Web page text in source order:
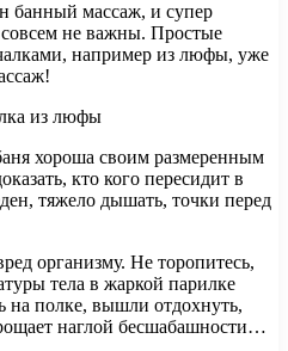
банный массаж, и супер
совсем не важны. Простые
например из люфы, уже
хороша своим размеренным
кто кого пересидит в
тяжело дышать, точки перед
организму. Не торопитесь,
тела в жаркой парилке
на полке, вышли отдохнуть,
наглой бесшабашности…